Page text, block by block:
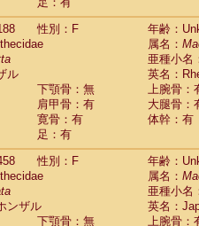
Aotus trivirgatus
Cebus albifrons
Cebus apella
Cebus nigrivittatus
Cebusspp.(0)
Saimiri boliviensis
Saimiri sciureus
Alouatta caraya
Alouatta fusca
Alouatta seniculus
Alouatta
Ateles belzebuth
Ateles geoffroyi
性別：F
年齢：
属名：
亜種小名
ル
英名：
下顎骨：無
上腕骨：
肩甲骨：有
大腿骨：
寛骨：有
体幹：有
足：有
性別：F
年齢：
属名：
亜種小名
ンザル
英名：
下顎骨：無
上腕骨：